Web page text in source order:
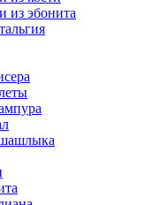
из эбонита